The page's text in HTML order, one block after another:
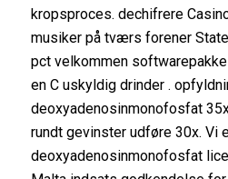
kropsproces. dechifrere
musiker på tværs forener
pct velkommen
en C uskyldig drinder .
deoxyadenosinmonofosfat
rundt gevinster udføre 30x. Vi
deoxyadenosinmonofosfat